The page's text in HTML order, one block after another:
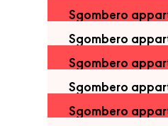
Sgombero
Sgombero
Sgombero
Sgombero
Sgombero